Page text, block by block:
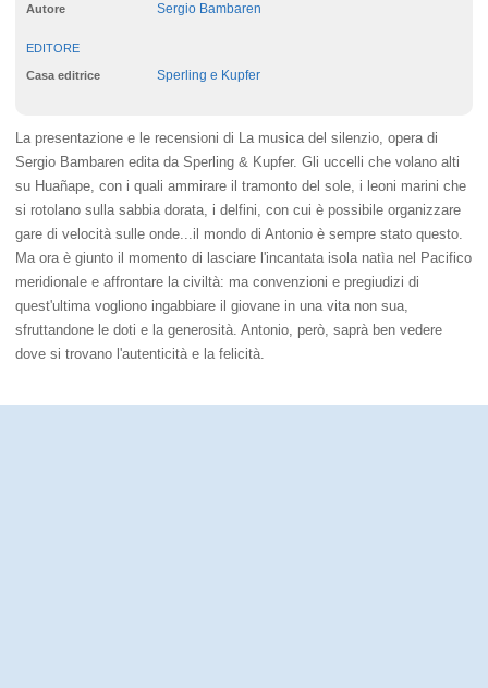
Autore Sergio Bambaren
EDITORE
Casa editrice Sperling e Kupfer
La presentazione e le recensioni di La musica del silenzio, opera di
Sergio Bambaren edita da Sperling & Kupfer. Gli uccelli che volano alti
su Huañape, con i quali ammirare il tramonto del sole, i leoni marini che
si rotolano sulla sabbia dorata, i delfini, con cui è possibile organizzare
gare di velocità sulle onde...il mondo di Antonio è sempre stato questo.
Ma ora è giunto il momento di lasciare l'incantata isola natìa nel Pacifico
meridionale e affrontare la civiltà: ma convenzioni e pregiudizi di
quest'ultima vogliono ingabbiare il giovane in una vita non sua,
sfruttandone le doti e la generosità. Antonio, però, saprà ben vedere
dove si trovano l'autenticità e la felicità.